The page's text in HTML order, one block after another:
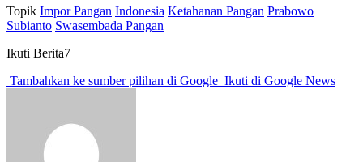
Topik Impor Pangan Indonesia Ketahanan Pangan Prabowo
Subianto Swasembada Pangan
Ikuti Berita7
Tambahkan ke sumber pilihan di Google Ikuti di Google News